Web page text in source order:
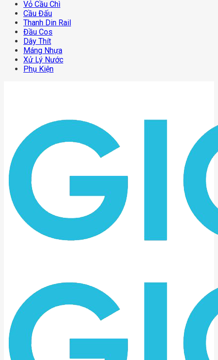
Vỏ Cầu Chì
Cầu Đấu
Thanh Din Rail
Đầu Cos
Dây Thít
Máng Nhựa
Xử Lý Nước
Phụ Kiện